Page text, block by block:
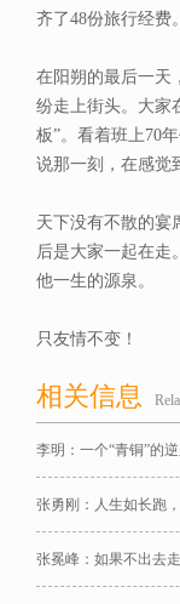
齐了48份旅行经费。
在阳朔的最后一天
纷走上街头。大家
板”。看着班上70
说那一刻，在感觉
天下没有不散的宴
后是大家一起在走
他一生的源泉。
只友情不变！
相关信息
李明：一个“青铜”的
张勇刚：人生如长跑
张冕峰：如果不出去